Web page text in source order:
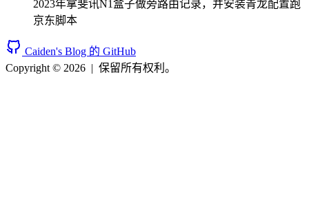
2023年拿斐讯N1盒子做旁路由记录，并安装青龙配置跑
京东脚本
Caiden's Blog 的 GitHub
Copyright © 2026 | 保留所有权利。